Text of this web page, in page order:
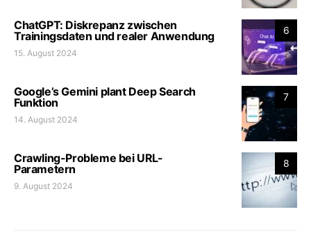
6
ChatGPT: Diskrepanz zwischen
Trainingsdaten und realer Anwendung
15. August 2024
7
Google’s Gemini plant Deep Search
Funktion
14. August 2024
8
Crawling-Probleme bei URL-
Parametern
9. August 2024